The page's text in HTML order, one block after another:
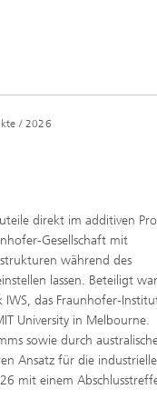
/ 2026
direkt im additiven
Gesellschaft mit
während des
lassen. Beteiligt
das Fraunhofer-
University in Melbourne.
sowie durch
Ansatz für die industrielle
mit einem